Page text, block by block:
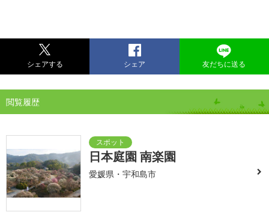
シェアする シェア 友だちに送る
閲覧履歴
日本庭園 南楽園
愛媛県・宇和島市